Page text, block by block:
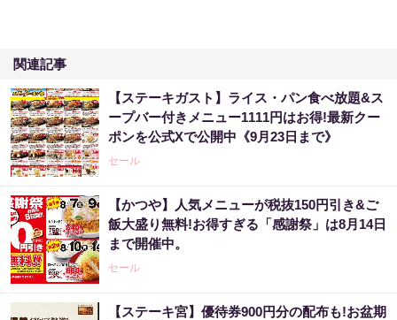
関連記事
【ステーキガスト】ライス・パン食べ放題&ス
ープバー付きメニュー1111円はお得!最新クー
ポンを公式Xで公開中《9月23日まで》
セール
【かつや】人気メニューが税抜150円引き&ご
飯大盛り無料!お得すぎる「感謝祭」は8月14日
まで開催中。
セール
【ステーキ宮】優待券900円分の配布も!お盆期